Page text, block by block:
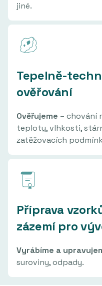
jiné.
Tepelně-
ověřování
Ověřujeme – chování
teploty, vlhkosti,
zatěžovacích
Příprava
zázemí pro
Vyrábíme a
suroviny, odpady.